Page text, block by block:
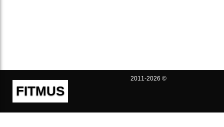
FITMUS
2011-2026 ©